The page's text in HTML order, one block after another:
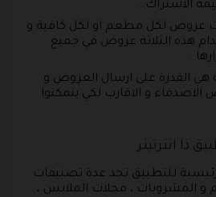
الاشتراك .
عروض لكل مطعم او لكل كافية و
هذه الثلاثة عروض في جميع
.
هي القدرة على ارسال العروض و
و الاقارب لكي يتمكنوا
ذا انترتينر
للتطبيق تجد عدة تصنيفات
و المشروبات ، محلات الملابس ،